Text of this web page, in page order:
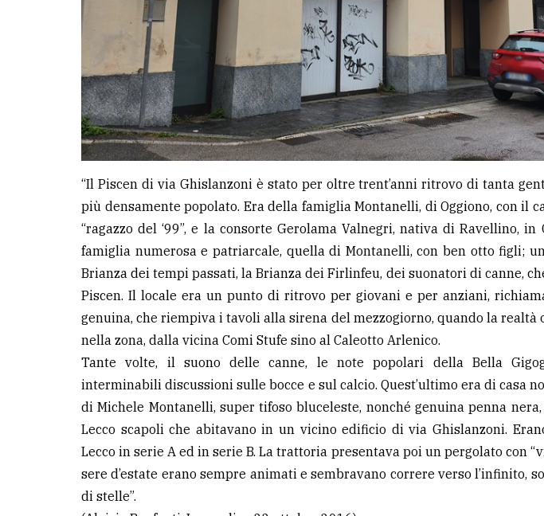
“Il Piscen di via Ghislanzoni è stato per oltre trent’anni ritrovo di tanta
più densamente popolato. Era della famiglia Montanelli, di Oggiono, con il
“ragazzo del ‘99”, e la consorte Gerolama Valnegri, nativa di Ravellino, in
famiglia numerosa e patriarcale, quella di Montanelli, con ben otto figli;
Brianza dei tempi passati, la Brianza dei Firlinfeu, dei suonatori di canne,
Piscen. Il locale era un punto di ritrovo per giovani e per anziani,
genuina, che riempiva i tavoli alla sirena del mezzogiorno, quando la realtà
nella zona, dalla vicina Comi Stufe sino al Caleotto Arlenico.
Tante volte, il suono delle canne, le note popolari della Bella
interminabili discussioni sulle bocce e sul calcio. Quest’ultimo era di casa
di Michele Montanelli, super tifoso bluceleste, nonché genuina penna
Lecco scapoli che abitavano in un vicino edificio di via Ghislanzoni.
Lecco in serie A ed in serie B. La trattoria presentava poi un pergolato con
sere d’estate erano sempre animati e sembravano correre verso l’infinito,
di stelle”.